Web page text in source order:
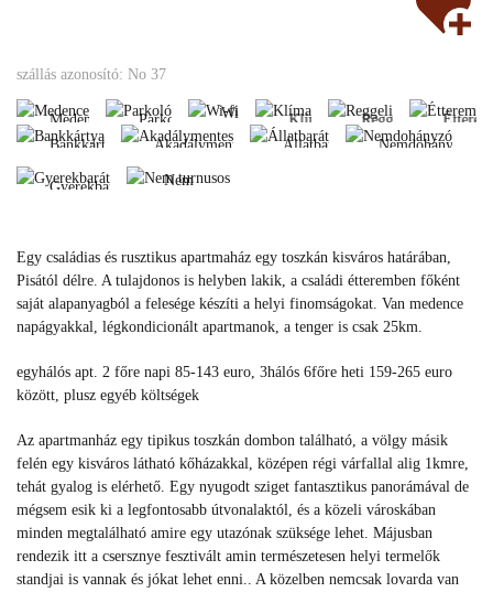
szállás azonosító: No 37
Medence
Medence
Parkoló
Parkoló
Wi-
fi
Klíma Reggeli Étterem
Bankkártya
Bankkártya
Bankkártya
Akadálymentes
Akadálymentes
Akadálymentes
Állatbarát
Állatbarát Nemdohányzó
Gyerekbarát
Gyerekbarát
Nem
turnusos
Nem
turnusos
Egy családias és rusztikus apartmaház egy toszkán kisváros határában,
Pisától délre. A tulajdonos is helyben lakik, a családi étteremben főként
saját alapanyagból a felesége készíti a helyi finomságokat. Van medence
napágyakkal, légkondicionált apartmanok, a tenger is csak 25km.
egyhálós apt. 2 főre napi 85-143 euro, 3hálós 6főre heti 159-265 euro
között, plusz egyéb költségek
Az apartmanház egy tipikus toszkán dombon található, a völgy másik
felén egy kisváros látható kőházakkal, középen régi várfallal alig 1kmre,
tehát gyalog is elérhető. Egy nyugodt sziget fantasztikus panorámával de
mégsem esik ki a legfontosabb útvonalaktól, és a közeli városkában
minden megtalálható amire egy utazónak szüksége lehet. Májusban
rendezik itt a csersznye fesztivált amin természetesen helyi termelők
standjai is vannak és jókat lehet enni.. A közelben nemcsak lovarda van